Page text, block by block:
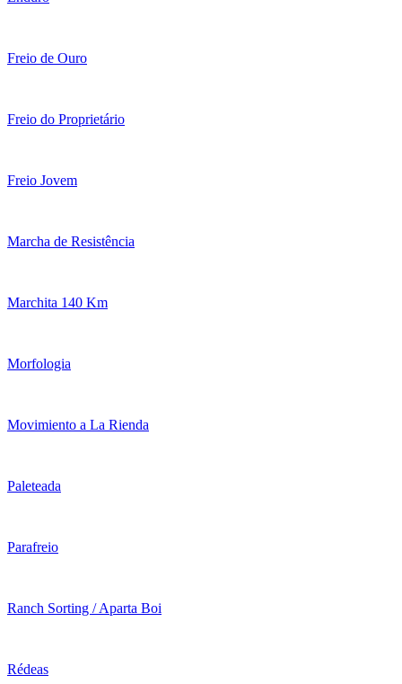
Freio de Ouro
Freio do Proprietário
Freio Jovem
Marcha de Resistência
Marchita 140 Km
Morfologia
Movimiento a La Rienda
Paleteada
Parafreio
Ranch Sorting / Aparta Boi
Rédeas